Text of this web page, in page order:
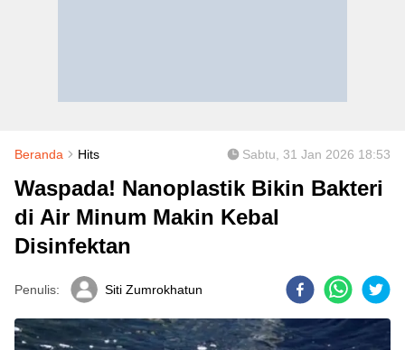
Beranda Hits Sabtu, 31 Jan 2026 18:53
Waspada! Nanoplastik Bikin Bakteri
di Air Minum Makin Kebal
Disinfektan
Penulis: Siti Zumrokhatun